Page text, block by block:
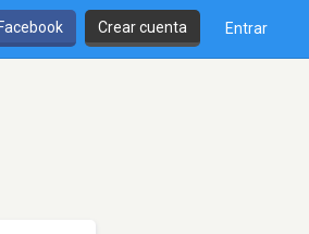
Crear cuenta Entrar